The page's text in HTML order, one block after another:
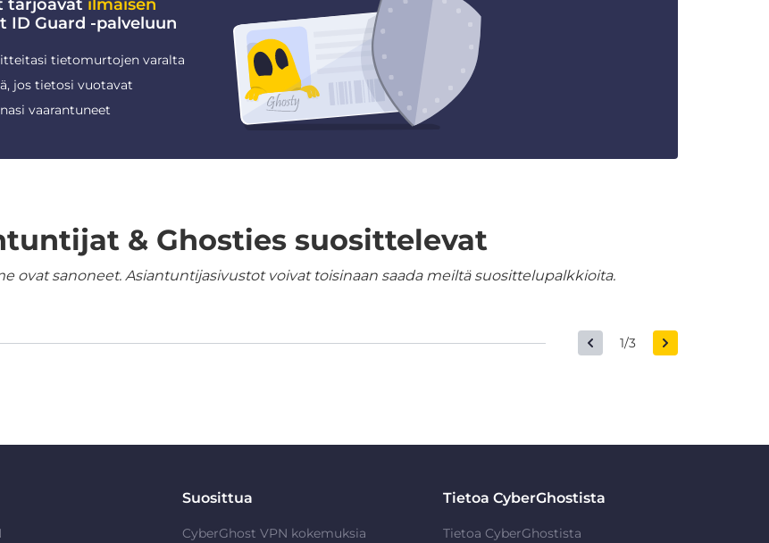
tarjoavat ilmaisen
ID Guard -palveluun
tietomurtojen varalta
jos tietosi vuotavat
vaarantuneet
& Ghosties suosittelevat
ovat sanoneet. Asiantuntijasivustot voivat toisinaan saada meiltä suosittelupalkkioita.
1/3
Suosittua
CyberGhost VPN kokemuksia
Tietoa CyberGhostista
Tietoa CyberGhostista